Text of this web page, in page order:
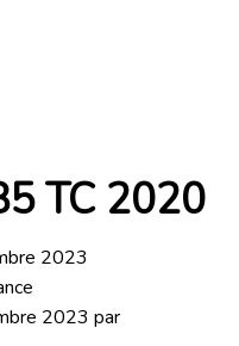
TC 2020
2023
2023 par